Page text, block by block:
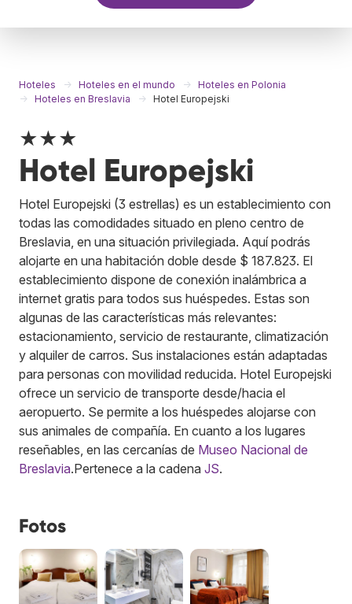
Hoteles Hoteles en el mundo
Hoteles en Polonia
Hoteles en Breslavia
Hotel Europejski
★★★
Hotel Europejski
Hotel Europejski (3 estrellas) es un establecimiento con
todas las comodidades situado en pleno centro de
Breslavia, en una situación privilegiada. Aquí podrás
alojarte en una habitación doble desde $ 187.823. El
establecimiento dispone de conexión inalámbrica a
internet gratis para todos sus huéspedes. Estas son
algunas de las características más relevantes:
estacionamiento, servicio de restaurante, climatización
y alquiler de carros. Sus instalaciones están adaptadas
para personas con movilidad reducida. Hotel Europejski
ofrece un servicio de transporte desde/hacia el
aeropuerto. Se permite a los huéspedes alojarse con
sus animales de compañía. En cuanto a los lugares
reseñables, en las cercanías de Museo Nacional de
Breslavia.Pertenece a la cadena JS.
Fotos